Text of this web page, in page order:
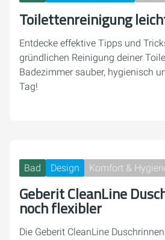
Toilettenreinigung
Entdecke effektive Tipps und
gründlichen Reinigung deiner
Badezimmer sauber, hygienisch
Tag!
Bad Design Komfort &
Geberit CleanLine
noch flexibler
Die Geberit CleanLine